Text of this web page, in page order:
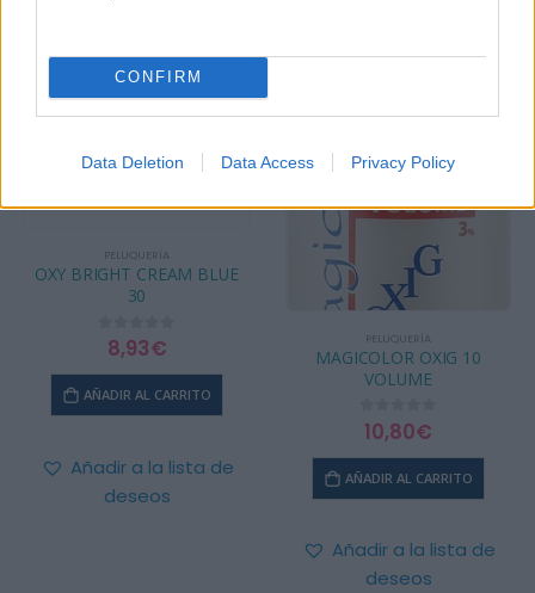
CONFIRM
Data Deletion Data Access Privacy Policy
PELUQUERÍA
OXY BRIGHT CREAM BLUE
30
out of 5
8,93€
AÑADIR AL CARRITO
Añadir a la lista de
deseos
PELUQUERÍA
MAGICOLOR OXIG 10
VOLUME
0out of 5
10,80€
AÑADIR AL CARRITO
Añadir a la lista de
deseos